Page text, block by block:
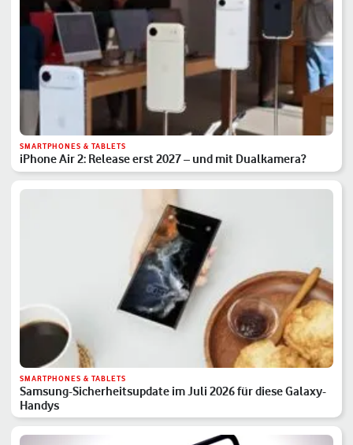
SMARTPHONES & TABLETS
iPhone Air 2: Release erst 2027 – und mit Dualkamera?
SMARTPHONES & TABLETS
Samsung-Sicherheitsupdate im Juli 2026 für diese Galaxy-
Handys